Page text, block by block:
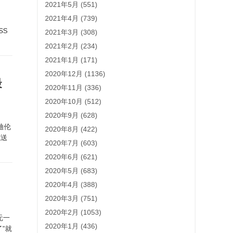
伦
一
就
2021年5月 (551)
2021年4月 (739)
2021年3月 (308)
2021年2月 (234)
2021年1月 (171)
2020年12月 (1136)
2020年11月 (336)
2020年10月 (512)
2020年9月 (628)
2020年8月 (422)
2020年7月 (603)
2020年6月 (621)
2020年5月 (683)
2020年4月 (388)
2020年3月 (751)
2020年2月 (1053)
2020年1月 (436)